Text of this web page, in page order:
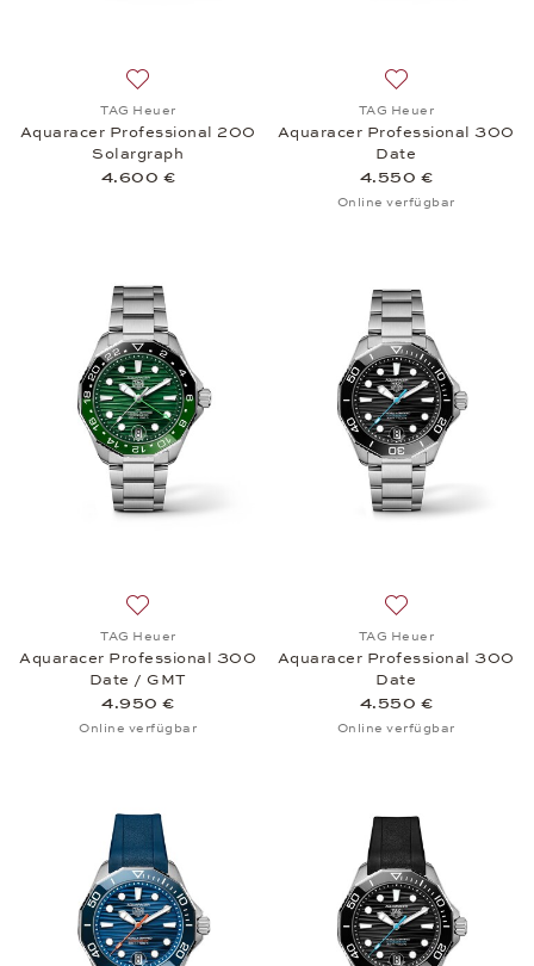
TAG Heuer
Aquaracer Professional 200
Solargraph
4.600 €
TAG Heuer
Aquaracer Professional 300
Date
4.550 €
Online verfügbar
TAG Heuer
Aquaracer Professional 300
Date / GMT
4.950 €
Online verfügbar
TAG Heuer
Aquaracer Professional 300
Date
4.550 €
Online verfügbar